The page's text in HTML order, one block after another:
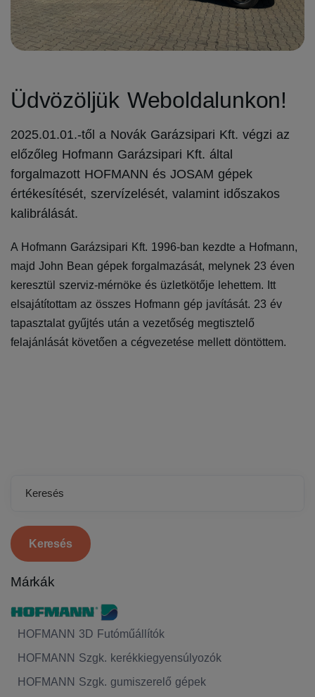
Üdvözöljük Weboldalunkon!
2025.01.01.-től a Novák Garázsipari Kft. végzi az
előzőleg Hofmann Garázsipari Kft. által
forgalmazott HOFMANN és JOSAM gépek
értékesítését, szervízelését, valamint időszakos
kalibrálását.
A Hofmann Garázsipari Kft. 1996-ban kezdte a Hofmann,
majd John Bean gépek forgalmazását, melynek 23 éven
keresztül szerviz-mérnöke és üzletkötője lehettem. Itt
elsajátítottam az összes Hofmann gép javítását. 23 év
tapasztalat gyűjtés után a vezetőség megtisztelő
felajánlását követően a cégvezetése mellett döntöttem.
Keresés
Márkák
HOFMANN 3D Futóműállítók
HOFMANN Szgk. kerékkiegyensúlyozók
HOFMANN Szgk. gumiszerelő gépek